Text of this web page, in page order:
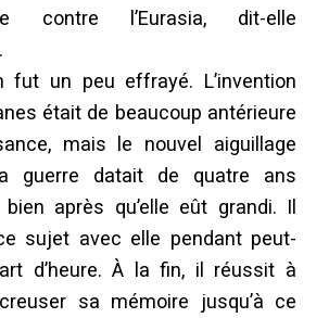
contre l’Eurasia, dit-elle
fut un peu effrayé. L’invention
était de beaucoup antérieure
mais le nouvel aiguillage
guerre datait de quatre ans
bien après qu’elle eût grandi. Il
sujet avec elle pendant peut-
d’heure. À la fin, il réussit à
sa mémoire jusqu’à ce